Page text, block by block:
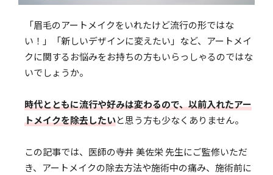
「眉毛のアートメイクをいれたけど流行の形ではな
い！」「新しいデザインに変えたい」など、アートメイ
クに関するお悩みをお持ちの方もいらっしゃるのではな
いでしょうか。
時代とともに流行や好みは変わるので、以前入れたアー
トメイクを除去したいと思う方も少なくありません。
この記事では、医師の寺井 美佐栄 先生にご監修いただ
き、アートメイクの除去方法や施術中の痛み、施術前に